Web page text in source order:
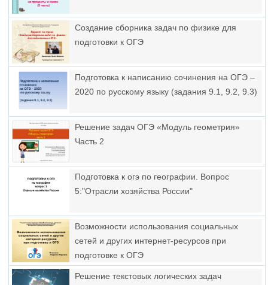
Создание сборника задач по физике для
подготовки к ОГЭ
Подготовка к написанию сочинения на ОГЭ –
2020 по русскому языку (задания 9.1, 9.2, 9.3)
Решение задач ОГЭ «Модуль геометрия»
Часть 2
Подготовка к огэ по географии. Вопрос
5:"Отрасли хозяйства России"
Возможности использования социальных
сетей и других интернет-ресурсов при
подготовке к ОГЭ
Решение текстовых логических задач